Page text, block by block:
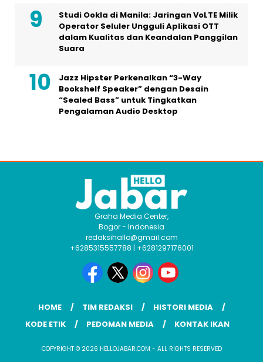
Studi Ookla di Manila: Jaringan VoLTE Milik
Operator Seluler Ungguli Aplikasi OTT
dalam Kualitas dan Keandalan Panggilan
Suara
Jazz Hipster Perkenalkan “3-Way
Bookshelf Speaker” dengan Desain
“Sealed Bass” untuk Tingkatkan
Pengalaman Audio Desktop
Graha Media Center,
Bogor - Indonesia
redaksihallo@gmail.com
+6285315557788 | +6281297176001
HOME TIM REDAKSI
HISTORI MEDIA
KODE ETIK
PEDOMAN MEDIA KONTAK IKAN
COPYRIGHT © 2026 HELLOJABAR.COM - ALL RIGHTS RESERVED